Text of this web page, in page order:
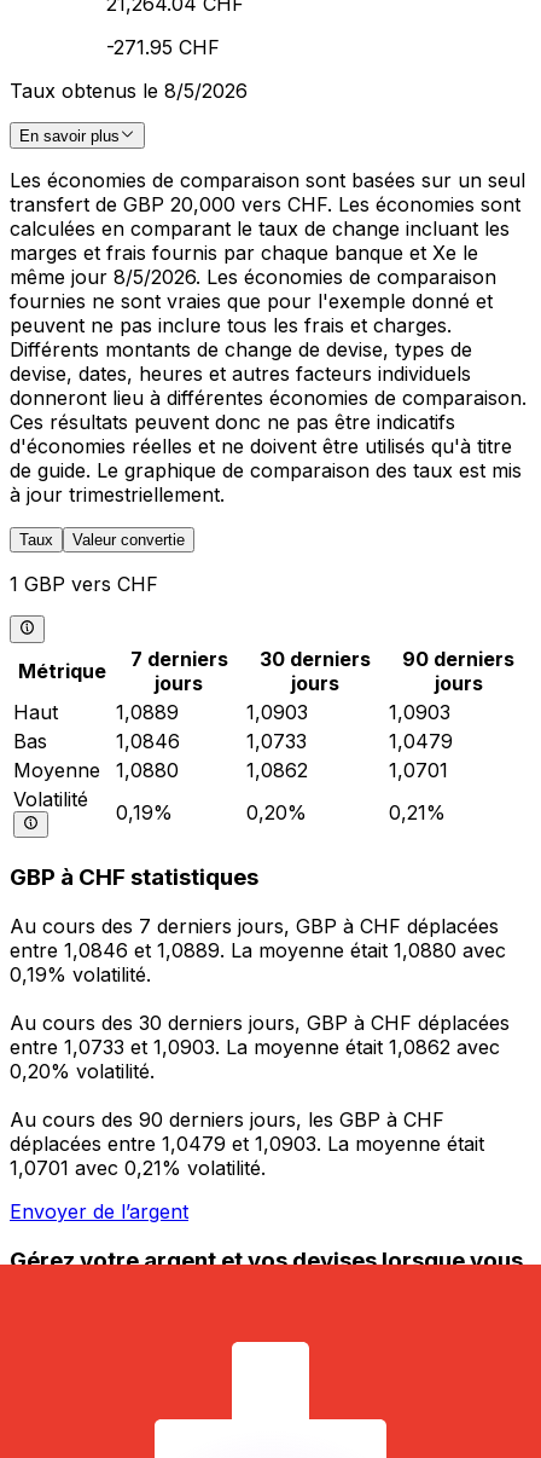
-271.95 CHF
Taux obtenus le 8/5/2026
En savoir plus
Les économies de comparaison sont basées sur un seul
transfert de GBP 20,000 vers CHF. Les économies sont
calculées en comparant le taux de change incluant les
marges et frais fournis par chaque banque et Xe le
même jour 8/5/2026. Les économies de comparaison
fournies ne sont vraies que pour l'exemple donné et
peuvent ne pas inclure tous les frais et charges.
Différents montants de change de devise, types de
devise, dates, heures et autres facteurs individuels
donneront lieu à différentes économies de comparaison.
Ces résultats peuvent donc ne pas être indicatifs
d'économies réelles et ne doivent être utilisés qu'à titre
de guide. Le graphique de comparaison des taux est mis
à jour trimestriellement.
Taux Valeur convertie
1 GBP vers CHF
Métrique
7 derniers
jours
30 derniers
jours
90 derniers
jours
Haut
1,0889 1,0903
1,0903
Bas
1,0846 1,0733
1,0479
Moyenne
1,0880 1,0862
1,0701
Volatilité
0,19% 0,20% 0,21%
GBP à CHF statistiques
Au cours des 7 derniers jours, GBP à CHF déplacées
entre 1,0846 et 1,0889. La moyenne était 1,0880 avec
0,19% volatilité.
Au cours des 30 derniers jours, GBP à CHF déplacées
entre 1,0733 et 1,0903. La moyenne était 1,0862 avec
0,20% volatilité.
Au cours des 90 derniers jours, les GBP à CHF
déplacées entre 1,0479 et 1,0903. La moyenne était
1,0701 avec 0,21% volatilité.
Envoyer de l’argent
Gérez votre argent et vos devises lorsque vous
L'application Xe réunit toutes les fonctionnalités
l'argent à l'étranger sans frais cachés. Téléchargez